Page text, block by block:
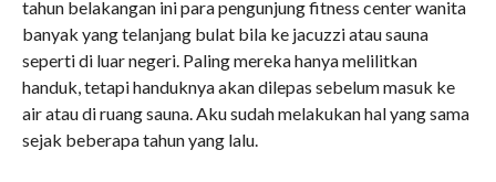
tahun belakangan ini para pengunjung fitness center wanita
banyak yang telanjang bulat bila ke jacuzzi atau sauna
seperti di luar negeri. Paling mereka hanya melilitkan
handuk, tetapi handuknya akan dilepas sebelum masuk ke
air atau di ruang sauna. Aku sudah melakukan hal yang sama
sejak beberapa tahun yang lalu.